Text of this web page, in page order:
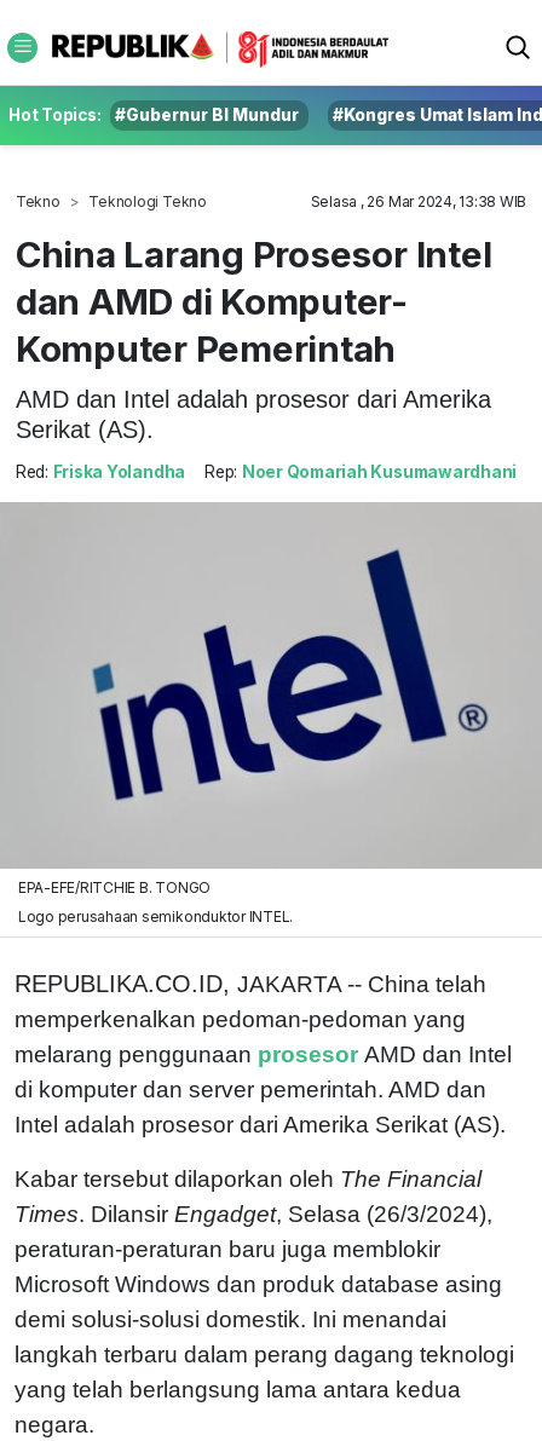
Hot Topics: #Gubernur BI Mundur #Kongres Umat Islam
Tekno Teknologi Tekno Selasa , 26 Mar 2024, 13:38 WIB
China Larang Prosesor Intel
dan AMD di Komputer-
Komputer Pemerintah
AMD dan Intel adalah prosesor dari Amerika
Serikat (AS).
Red: Friska Yolandha Rep: Noer Qomariah Kusumawardhani
EPA-EFE/RITCHIE B. TONGO
Logo perusahaan semikonduktor INTEL.
REPUBLIKA.CO.ID, JAKARTA -- China telah
memperkenalkan pedoman-pedoman yang
melarang penggunaan prosesor AMD dan Intel
di komputer dan server pemerintah. AMD dan
Intel adalah prosesor dari Amerika Serikat (AS).
Kabar tersebut dilaporkan oleh The Financial
Times. Dilansir Engadget, Selasa (26/3/2024),
peraturan-peraturan baru juga memblokir
Microsoft Windows dan produk database asing
demi solusi-solusi domestik. Ini menandai
langkah terbaru dalam perang dagang teknologi
yang telah berlangsung lama antara kedua
negara.